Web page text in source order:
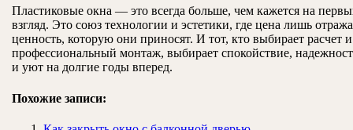
Пластиковые окна — это всегда больше, чем кажется на
взгляд. Это союз технологии и эстетики, где цена лишь
ценность, которую они приносят. И тот, кто выбирает расчет и
профессиональный монтаж, выбирает спокойствие,
и уют на долгие годы вперед.
Похожие записи: